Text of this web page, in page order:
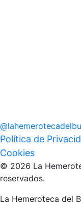
@
Política de
Cookies
© 2026 La
reservados.
La Hemeroteca del